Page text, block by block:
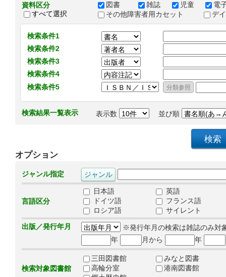
資料区分
すべて選択
図書 雑誌 児童
電
その他障害者用カセット
デ
検索条件1
検索条件2
検索条件3
検索条件4
検索条件5
検索結果一覧表示 表示数 並び順
オプション
ジャンル指定
言語区分
日本語
英語
ドイツ語
フランス語
ロシア語
サイレント
出版／発行年月
※発行年月の検索は雑誌のみ対
年
月から 年
検索対象図書館
三田図書館
みなと図書
高輪分室
港南図書館